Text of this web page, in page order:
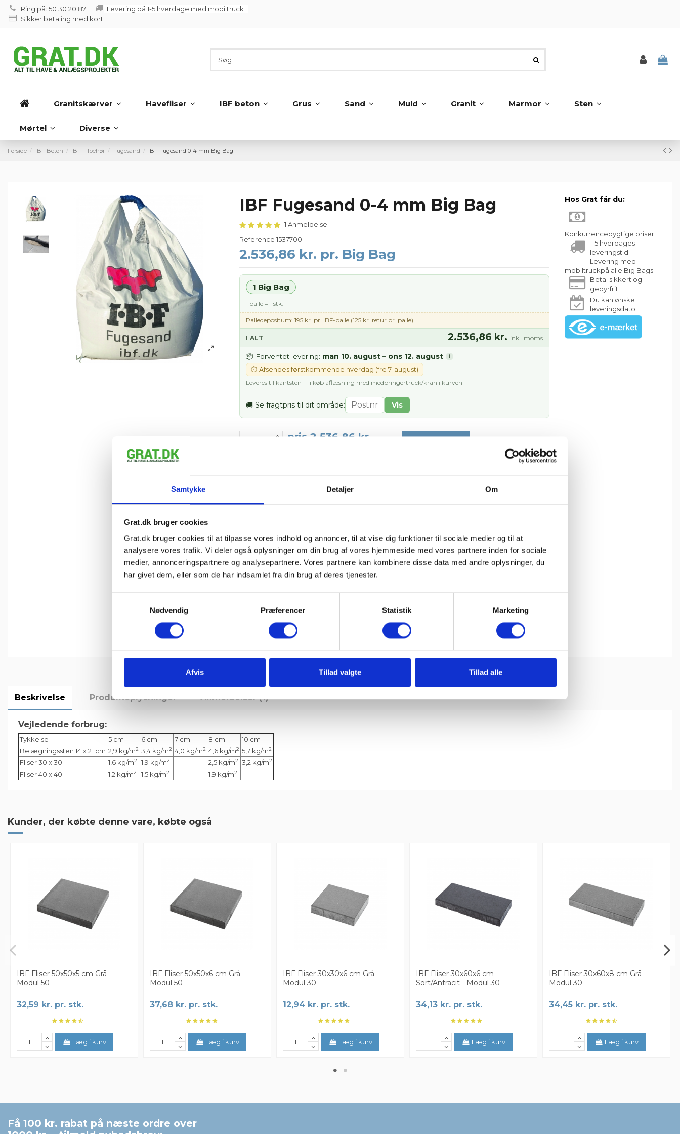
Samtykke Detaljer Om
Grat.dk bruger cookies
Grat.dk bruger cookies til at tilpasse vores indhold og annoncer, til at vise dig funktioner til sociale medier og til at
analysere vores trafik. Vi deler også oplysninger om din brug af vores hjemmeside med vores partnere inden for sociale
medier, annonceringspartnere og analysepartnere. Vores partnere kan kombinere disse data med andre oplysninger, du
har givet dem, eller som de har indsamlet fra din brug af deres tjenester.
Nødvendig
Præferencer Statistik Marketing
Afvis Tillad valgte Tillad alle
Ring på: 50 30 20 87
Levering på 1-5 hverdage med mobiltruck
Sikker betaling med kort
Granitskærver Havefliser IBF beton Grus Sand Muld Granit Marmor Sten
Mørtel Diverse
Forside IBF Beton IBF Tilbehør Fugesand IBF Fugesand 0-4 mm Big Bag
IBF Fugesand 0-4 mm Big Bag
1 Anmeldelse
Reference 1537700
2.536,86 kr. pr. Big Bag
1 Big Bag
1 palle = 1 stk.
Palledepositum: 195 kr. pr. IBF-palle (125 kr. retur pr. palle)
I ALT 2.536,86 kr. inkl. moms
📦 Forventet levering: man 10. august – ons 12. august i
⏱ Afsendes førstkommende hverdag (fre 7. august)
Leveres til kantsten · Tilkøb aflæsning med medbringertruck/kran i kurven
🚚 Se fragtpris til dit område: Vis
pris 2.536,86 kr.
Vejledende info
Stk. pr. palle:1 stk.
Levering & IBF Paller:
Levering:
Op til 7 paller: Jylland / Fyn. 1425 kr.
Op til 7 paller: Sjælland: 1675 kr.
Fra 8 paller: Gratis!
Depositum pr. palle: 195 kr.
Ved returnering af IBF paller gives 125 kr. retur.
Hos Grat får du:
Konkurrencedygtige priser
1-5 hverdages
leveringstid.
Levering med
mobiltruckpå alle Big Bags.
Betal sikkert og
gebyrfrit
Du kan ønske
leveringsdato
Beskrivelse Produktoplysninger Anmeldelser (1)
Vejledende forbrug:
Tykkelse 5 cm 6 cm 7 cm 8 cm
10 cm
Belægningssten 14 x 21 cm 2,9 kg/m2 3,4 kg/m2 4,0 kg/m2 4,6 kg/m2 5,7 kg/m2
Fliser 30 x 30 1,6 kg/m2 1,9 kg/m2 - 2,5 kg/m2 3,2 kg/m2
Fliser 40 x 40 1,2 kg/m2 1,5 kg/m2 - 1,9 kg/m2 -
Kunder, der købte denne vare, købte også
IBF Fliser 50x50x5 cm Grå -
Modul 50
32,59 kr. pr. stk.
Læg i kurv
IBF Fliser 50x50x6 cm Grå -
Modul 50
37,68 kr. pr. stk.
Læg i kurv
IBF Fliser 30x30x6 cm Grå -
Modul 30
12,94 kr. pr. stk.
Læg i kurv
IBF Fliser 30x60x6 cm
Sort/Antracit - Modul 30
34,13 kr. pr. stk.
Læg i kurv
IBF Fliser 30x60x8 cm Grå -
Modul 30
34,45 kr. pr. stk.
Læg i kurv
Få 100 kr. rabat på næste ordre over